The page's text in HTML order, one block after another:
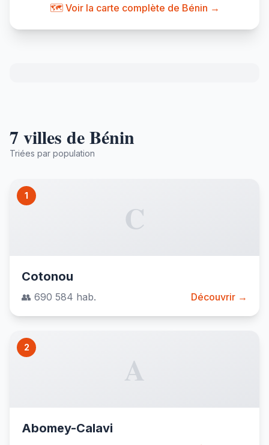
🗺️ Voir la carte complète de Bénin →
7 villes de Bénin
Triées par population
1
C
Cotonou
👥 690 584 hab. Découvrir →
2
A
Abomey-Calavi